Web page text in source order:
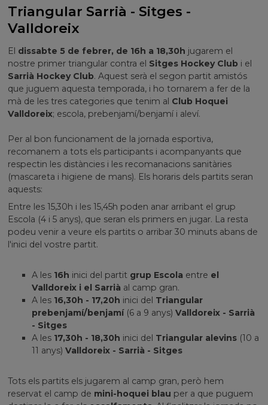
Triangular Sarrià - Sitges -
Valldoreix
El dissabte 5 de febrer, de 16h a 18,30h jugarem el
nostre primer triangular contra el Sitges Hockey Club i el
Sarrià Hockey Club. Aquest serà el segon partit amistós
que juguem aquesta temporada, i ho tornarem a fer de la
mà de les tres categories que tenim al Club Hoquei
Valldoreix; escola, prebenjamí/benjamí i aleví.
Per al bon funcionament de la jornada esportiva,
recomanem a tots els participants i acompanyants que
respectin les distàncies i les recomanacions sanitàries
(mascareta i higiene de mans). Els horaris dels partits seran
aquests:
Entre les 15,30h i les 15,45h poden anar arribant el grup
Escola (4 i 5 anys), que seran els primers en jugar. La resta
podeu venir a veure els partits o arribar 30 minuts abans de
l'inici del vostre partit.
A les 16h inici del partit grup Escola entre el
Valldoreix i el Sarrià al camp gran.
A les 16,30h - 17,20h inici del Triangular
prebenjamí/benjamí(6 a 9 anys)Valldoreix - Sarrià
- Sitges
A les 17,30h - 18,30h inici del Triangular alevins (10 a
11 anys)Valldoreix - Sarrià - Sitges
Tots els partits els jugarem al camp gran, però hem
reservat el camp de mini-hoquei blau per a que puguem